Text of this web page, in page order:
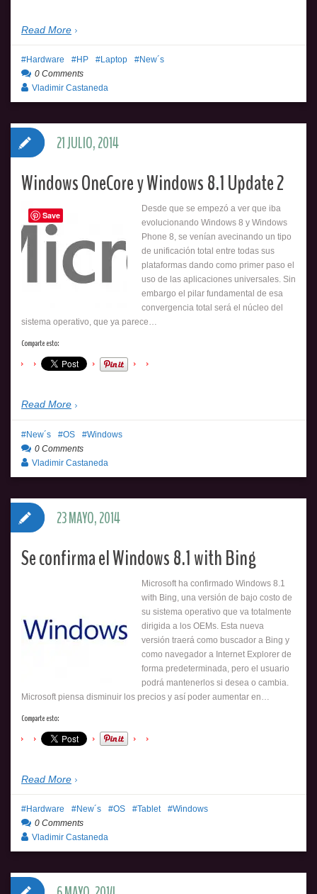
Read More
Hardware HP Laptop
New´s
0 Comments
Vladimir Castaneda
Windows OneCore y Windows 8.1 Update 2
Desde que se empezó a ver que iba
evolucionando Windows 8 y Windows
Phone 8, se venían avecinando un tipo
de unificación total entre todas sus
plataformas dando como primer paso el
uso de las aplicaciones universales. Sin
embargo el pilar fundamental de esa
convergencia total será el núcleo del
sistema operativo, que ya parece…
Comparte esto:
Read More
21 JULIO, 2014
New´s OS
Windows
0 Comments
Vladimir Castaneda
Se confirma el Windows 8.1 with Bing
Microsoft ha confirmado Windows 8.1
with Bing, una versión de bajo costo de
su sistema operativo que va totalmente
dirigida a los OEMs. Esta nueva
versión traerá como buscador a Bing y
como navegador a Internet Explorer de
forma predeterminada, pero el usuario
podrá mantenerlos si desea o cambia.
Microsoft piensa disminuir los precios y así poder aumentar en…
Comparte esto:
Read More
23 MAYO, 2014
Hardware New´s OS Tablet
Windows
0 Comments
Vladimir Castaneda
Save